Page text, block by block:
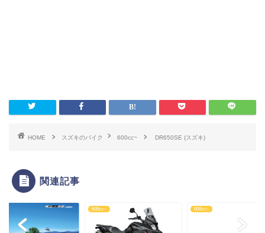
HOME スズキのバイク 600cc~ DR650SE (スズキ)
関連記事
600cc~ 600cc~